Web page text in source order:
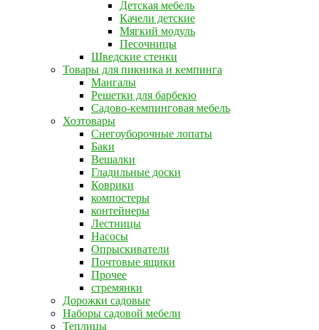
Детская мебель
Качели детские
Мягкий модуль
Песочницы
Шведские стенки
Товары для пикника и кемпинга
Мангалы
Решетки для барбекю
Садово-кемпинговая мебель
Хозтовары
Снегоуборочные лопаты
Баки
Вешалки
Гладильные доски
Коврики
компостеры
контейнеры
Лестницы
Насосы
Опрыскиватели
Почтовые ящики
Прочее
стремянки
Дорожки садовые
Наборы садовой мебели
Теплицы